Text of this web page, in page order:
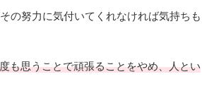
の努力に気付いてくれなければ気持ちも
も思うことで頑張ることをやめ、人とい